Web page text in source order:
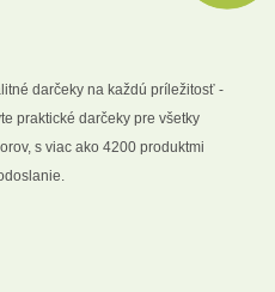
darčeky na každú príležitosť -
praktické darčeky pre všetky
s viac ako 4200 produktmi